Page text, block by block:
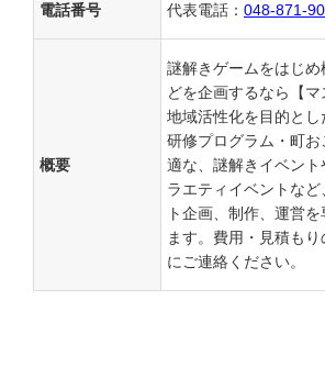
電話番号 代表電話： 048-871-
概要
謎解きゲームをはじ
どを企画するなら【マ
地域活性化を目的と
研修プログラム・町
適な、謎解きイベン
ラエティイベントな
ト企画、制作、運営
ます。費用・見積も
にご連絡ください。